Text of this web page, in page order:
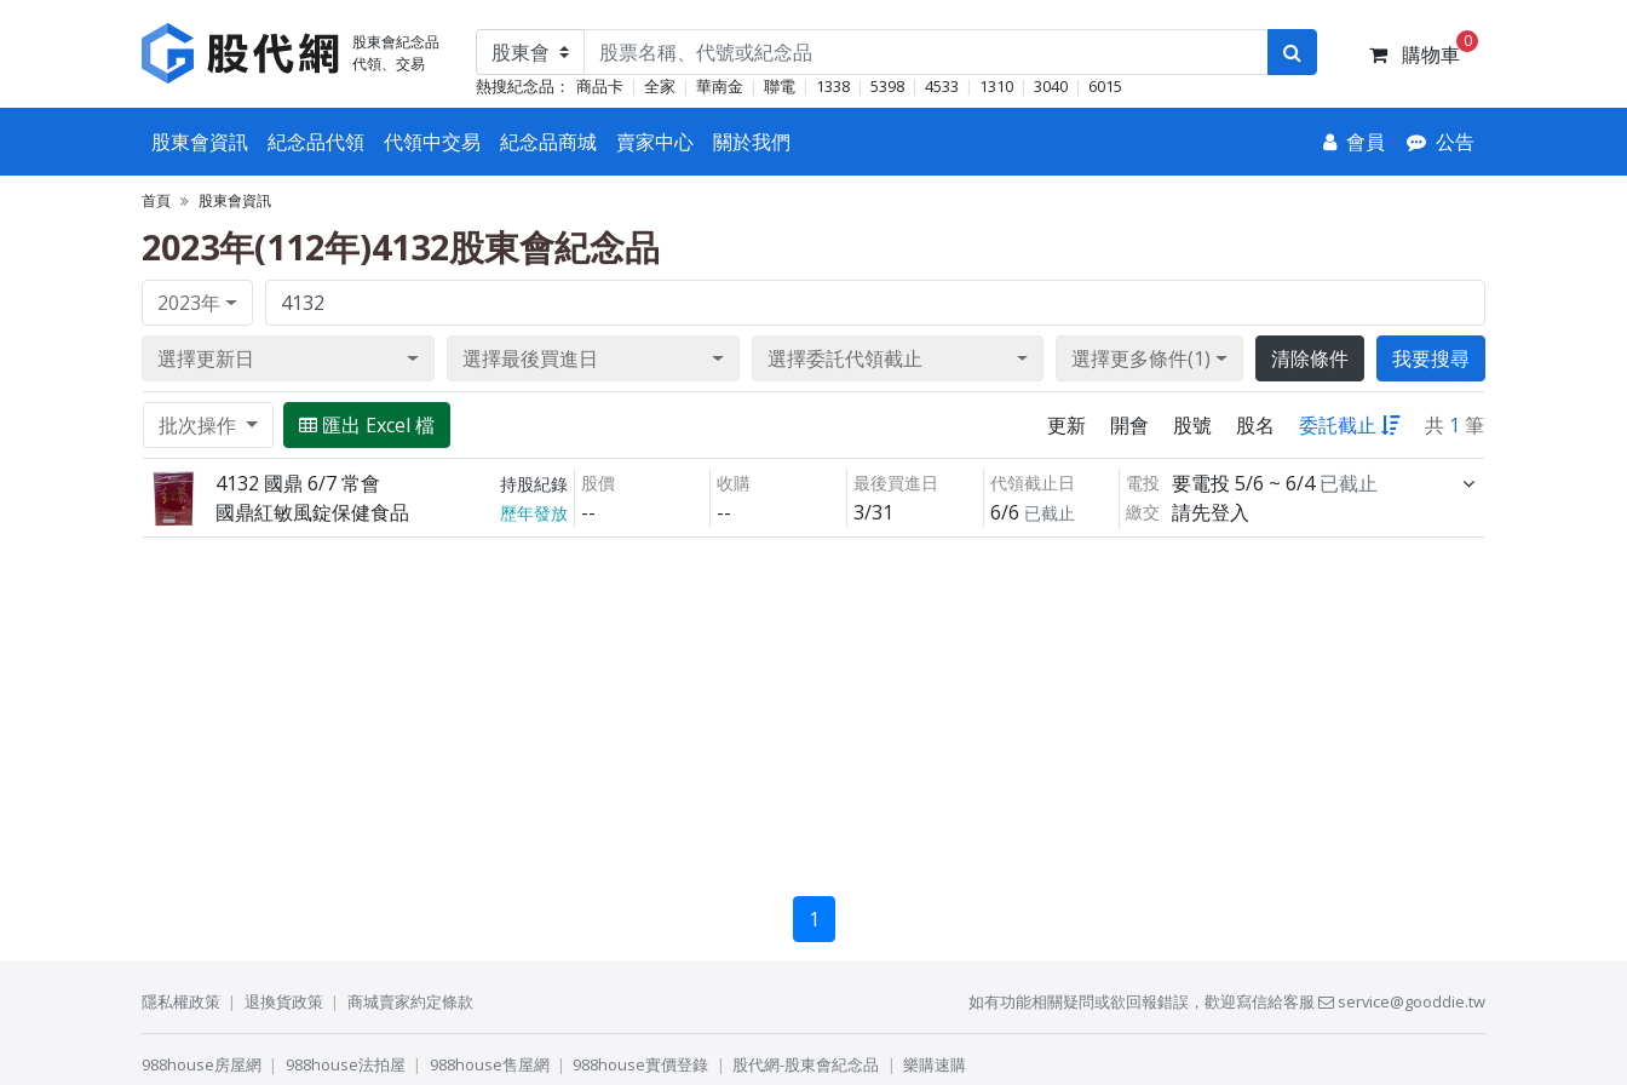
股東會紀念品
代領、交易
熱搜紀念品： 商品卡 全家 華南金 聯電 1338 5398 4533 1310 3040 6015
購物車
0
股東會資訊 紀念品代領 代領中交易 紀念品商城 賣家中心 關於我們 會員 公告
首頁 股東會資訊
2023年(112年)4132股東會紀念品
2023年
選擇更新日 選擇最後買進日 選擇委託代領截止 選擇更多條件(1) 清除條件 我要搜尋
批次操作 匯出 Excel 檔 更新 開會 股號 股名 委託截止 共 1 筆
4132 國鼎 6/7 常會 持股紀錄
國鼎紅敏風錠保健食品 歷年發放
股價
--
收購
--
最後買進日
3/31
代領截止日
6/6 已截止
電投 要電投 5/6 ~ 6/4 已截止
繳交 請先登入
1
隱私權政策 退換貨政策 商城賣家約定條款 如有功能相關疑問或欲回報錯誤，歡迎寫信給客服 service@gooddie.tw
988house房屋網 988house法拍屋 988house售屋網 988house實價登錄 股代網-股東會紀念品 樂購速購